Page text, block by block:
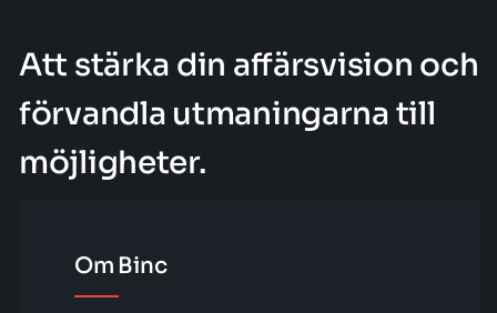
Att stärka din affärsvision och
förvandla utmaningarna till
möjligheter.
Om Binc